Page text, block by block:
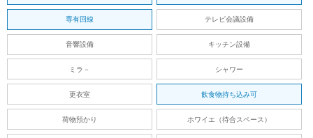
専有回線 テレビ会議設備
音響設備 キッチン設備
ミラ－ シャワー
更衣室 飲食物持ち込み可
荷物預かり ホワイエ（待合スペース）